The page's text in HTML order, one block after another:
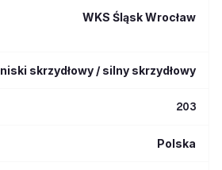
WKS Śląsk Wrocław
niski skrzydłowy / silny skrzydłowy
203
Polska